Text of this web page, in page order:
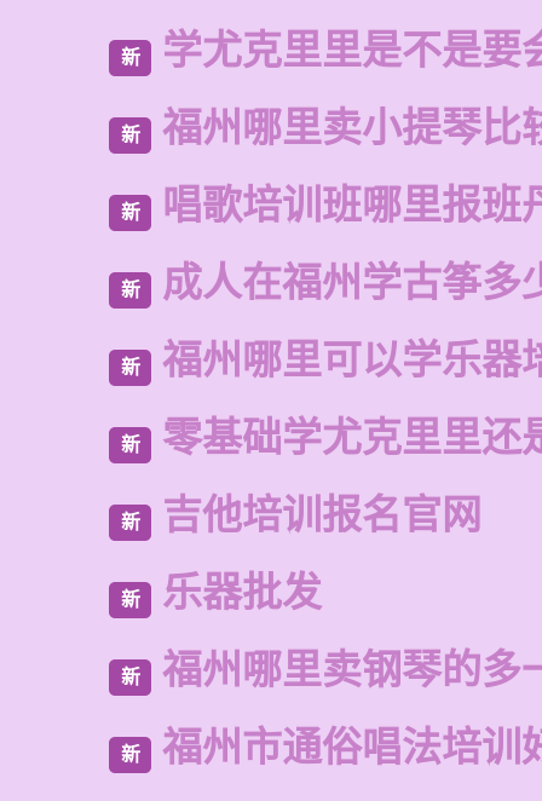
新 学尤克里里是不是要
新 福州哪里卖小提琴比
新 唱歌培训班哪里报班
新 成人在福州学古筝多
新 福州哪里可以学乐器
新 零基础学尤克里里还
新 吉他培训报名官网
新 乐器批发
新 福州哪里卖钢琴的多
新 福州市通俗唱法培训